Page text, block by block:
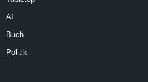
AI
Buch
Politik